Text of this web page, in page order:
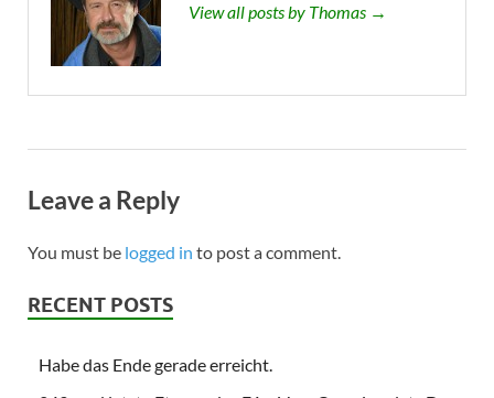
View all posts by Thomas →
Leave a Reply
You must be logged in to post a comment.
RECENT POSTS
Habe das Ende gerade erreicht.